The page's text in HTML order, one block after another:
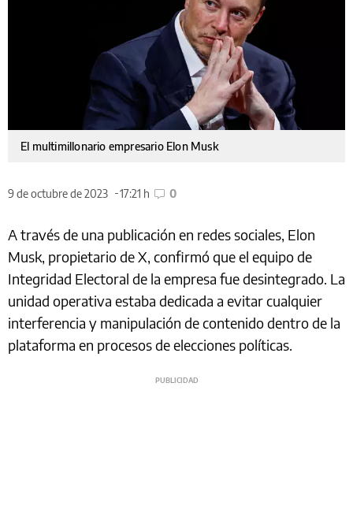
El multimillonario empresario Elon Musk
9 de octubre de 2023 17:21 h 0
A través de una publicación en redes sociales, Elon
Musk, propietario de X, confirmó que el equipo de
Integridad Electoral de la empresa fue desintegrado. La
unidad operativa estaba dedicada a evitar cualquier
interferencia y manipulación de contenido dentro de la
plataforma en procesos de elecciones políticas.